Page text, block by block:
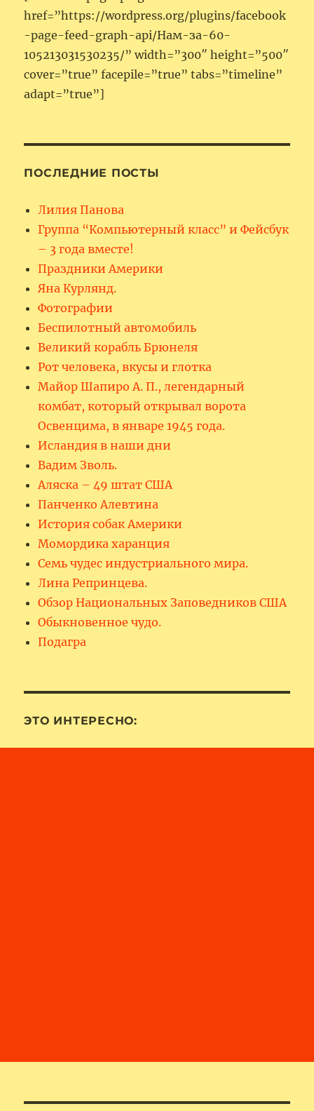
href=”https://wordpress.org/plugins/facebook
-page-feed-graph-api/Нам-за-60-
105213031530235/” width=”300″ height=”500″
cover=”true” facepile=”true” tabs=”timeline”
adapt=”true”]
ПОСЛЕДНИЕ ПОСТЫ
Лилия Панова
Группа “Компьютерный класс” и Фейсбук
– 3 года вместе!
Праздники Америки
Яна Курлянд.
Фотографии
Беспилотный автомобиль
Великий корабль Брюнеля
Рот человека, вкусы и глотка
Майор Шапиро А. П., легендарный
комбат, который открывал ворота
Освенцима, в январе 1945 года.
Исландия в наши дни
Вадим Зволь.
Аляска – 49 штат США
Панченко Алевтина
История собак Америки
Момордика харанция
Семь чудес индустриального мира.
Лина Репринцева.
Обзор Национальных Заповедников США
Обыкновенное чудо.
Подагра
ЭТО ИНТЕРЕСНО: